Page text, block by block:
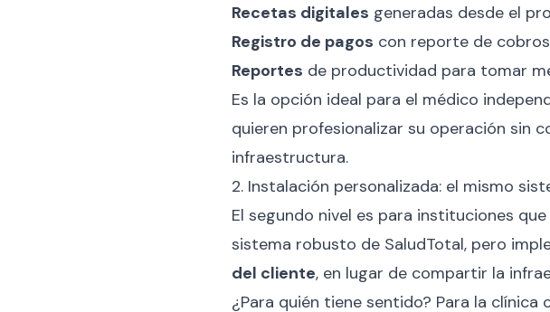
Recetas digitales generadas desde el
Registro de pagos con reporte de
Reportes de productividad para tomar
Es la opción ideal para el médico
quieren profesionalizar su operación sin
infraestructura.
2. Instalación personalizada: el mismo
El segundo nivel es para instituciones
sistema robusto de SaludTotal, pero
del cliente, en lugar de compartir la
¿Para quién tiene sentido? Para la